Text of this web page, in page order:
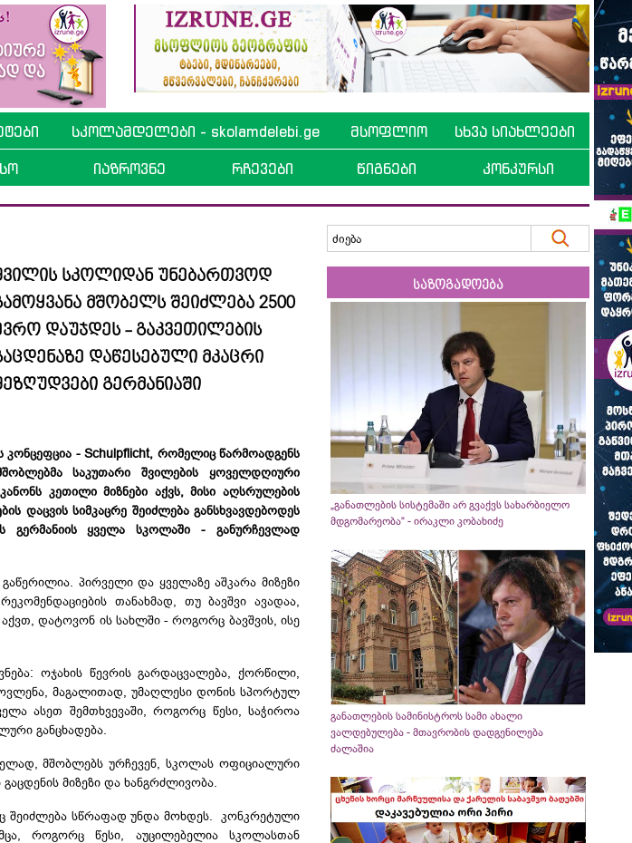
სკოლამდელები - skolamdelebi.ge მსოფლიო სხვა სიახლეები
იაზროვნე რჩევები წიგნები კონკურსი
სკოლიდან უნებართვოდ
მშობელს შეიძლება 2500
დაუჯდეს - გაკვეთილების
დაწესებული მკაცრი
გერმანიაში
- Schulpflicht, რომელიც წარმოადგენს
საკუთარი შვილების ყოველდღიური
კეთილი მიზნები აქვს, მისი აღსრულების
დაცვის სიმკაცრე შეიძლება განსხვავდებოდეს
გერმანიის ყველა სკოლაში - განურჩევლად
პირველი და ყველაზე აშკარა მიზეზი
თანახმად, თუ ბავშვი ავადაა,
დატოვონ ის სახლში - როგორც ბავშვის, ისე
ოჯახის წევრის გარდაცვალება, ქორწილი,
მაგალითად, უმაღლესი დონის სპორტულ
ასეთ შემთხვევაში, როგორც წესი, საჭიროა
განცხადება.
მშობლებს ურჩევენ, სკოლას ოფიციალური
მიზეზი და ხანგრძლივობა.
შეიძლება სწრაფად უნდა მოხდეს. კონკრეტული
როგორც წესი, აუცილებელია სკოლასთან
საზოგადოება
„განათლების სისტემაში არ გვაქვს სახარბიელო
მდგომარეობა“ - ირაკლი კობახიძე
განათლების სამინისტროს სამი ახალი
ვალდებულება - მთავრობის დადგენილება
ძალაშია